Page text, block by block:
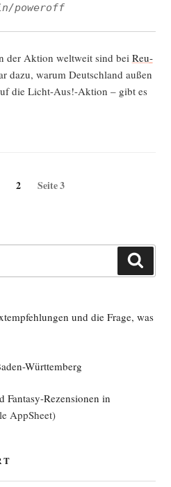
poweroff
der Akti­on welt­weit sind bei Reu­
dazu, war­um Deutsch­land außen
die Licht-Aus!-Aktion – gibt es
Seite
2 Seite3
und die Frage, was
Württemberg
Fantasy-Rezensionen in
AppSheet)